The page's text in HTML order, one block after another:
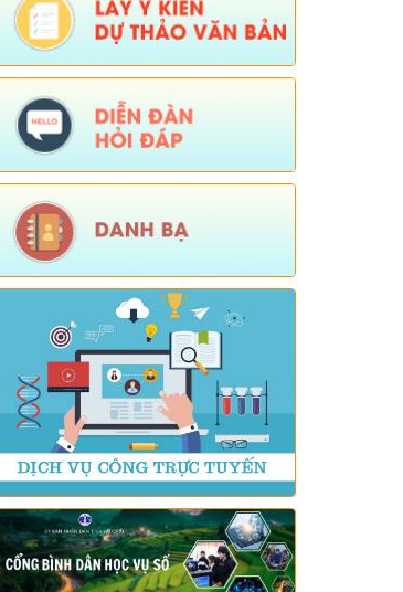
lực: (04/08/2026)
Tên:(Mời dự Hội nghị Báo cáo viên cấp
Ngày ban hành: (05/08/2026)
Số:Số: 1836/UBND-VP
Tên:(V/v triển khai thực hiện Nghị định
266/2026/NĐ-CP của Chính phủ về tiết
kiệm, chống lãng phí.)
Ngày ban hành: (05/08/2026)
lực: (04/08/2026)
Số: 1839/KH-UBND
(KẾ HOẠCH Công tác phổ biến,
giáo dục pháp luật 6 tháng cuối năm
2026 trên địa bàn xã Sì Lở Lầu)
Ngày ban hành: (05/08/2026) -
Ngày hiệu
lực: (04/08/2026)
Số:Số: 1721/KH-UBND
kết năm học 2025-2026, triển khai
nhiệm vụ năm học 2026-2027)
Ngày ban hành: (04/08/2026) -Ngày hiệu
lực: (24/07/2026)